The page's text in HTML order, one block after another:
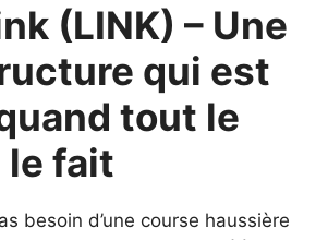
(LINK) – Une
qui est
tout le
le fait
besoin d’une course haussière